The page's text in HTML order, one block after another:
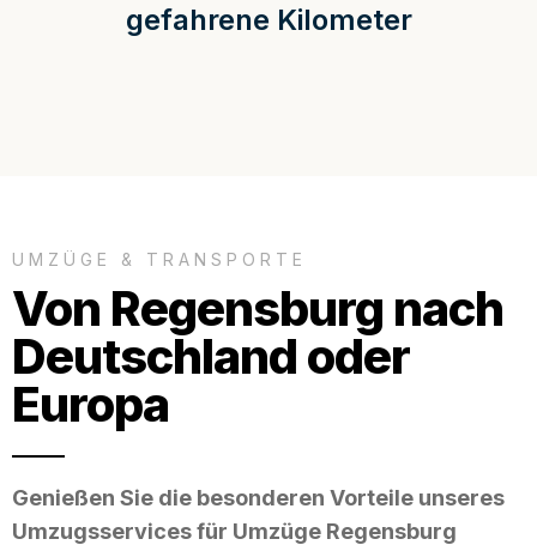
gefahrene Kilometer
UMZÜGE & TRANSPORTE
Von Regensburg nach
Deutschland oder
Europa
Genießen Sie die besonderen Vorteile unseres
Umzugsservices für Umzüge Regensburg